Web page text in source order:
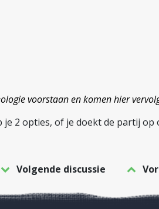
voorstaan en komen hier
je 2 opties, of je doekt de partij
Volgende discussie